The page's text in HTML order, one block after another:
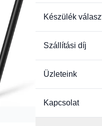
Készülék
Szállítási díj
Üzleteink
Kapcsolat